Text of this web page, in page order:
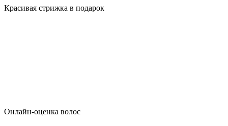
Красивая стрижка в подарок
Онлайн-оценка волос